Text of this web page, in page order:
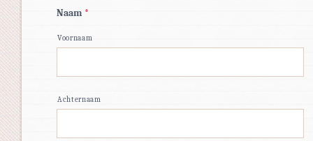
Naam *
Voornaam
Achternaam